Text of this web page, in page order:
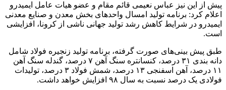
پیش از این نیز عباس نعیمی قائم مقام و عضو هیات عامل ایمیدرو
اعلام کرد: برنامه تولید امسال واحدهای بخش معدن و صنایع معدنی
ایمیدرو در شرایط کاهش رشد تولید جهانی ناشی از کرونا، افزایشی
است.
طبق پیش بینی‌های صورت گرفته، برنامه تولید زنجیره فولاد شامل
دانه بندی ۳۱ درصد، کنسانتره سنگ آهن ۷ درصد، گندله سنگ آهن
۱۱ درصد، آهن اسفنجی ۱۳ درصد، شمش فولاد ۳ درصد، تولیدات
فولادی یک درصد نسبت به سال ۹۸ افزایش خواهد داشت.